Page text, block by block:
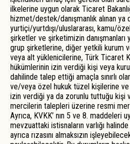
ilkelerine uygun olarak Ticaret
hizmet/destek/danışmanlık alınan ya
yurtiçi/yurtdışı/uluslararası, kamu/
şirketler ve şirketimizin
grup şirketlerine, diğer yetkili kurum
veya alt yüklenicilerine, Türk Ticaret
hükümlerinin izin verdiği kişi veya
dahilinde talep ettiği amaçla sınırlı
ve/veya özel hukuk tüzel kişilerine
izin verdiği ya da zorunlu tuttuğu kişi
mercilerin talepleri üzerine resmi
Ayrıca, KVKK’ nın 5 ve 8. maddeleri
mevzuattaki istisnaların varlığı
ayrıca rızasını almaksızın